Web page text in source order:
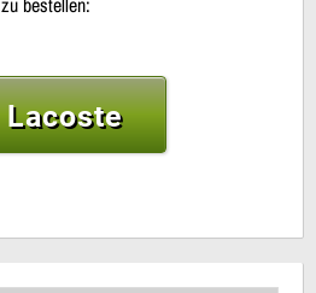
Lacoste